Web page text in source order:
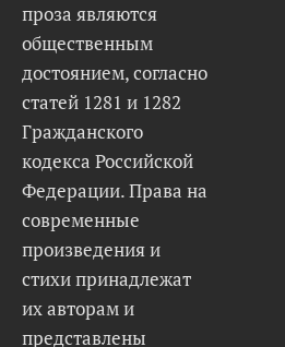
проза являются
общественным
достоянием, согласно
статей 1281 и 1282
Гражданского
кодекса Российской
Федерации. Права на
современные
произведения и
стихи принадлежат
их авторам и
представлены